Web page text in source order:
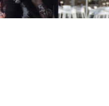
- 41ª edizione